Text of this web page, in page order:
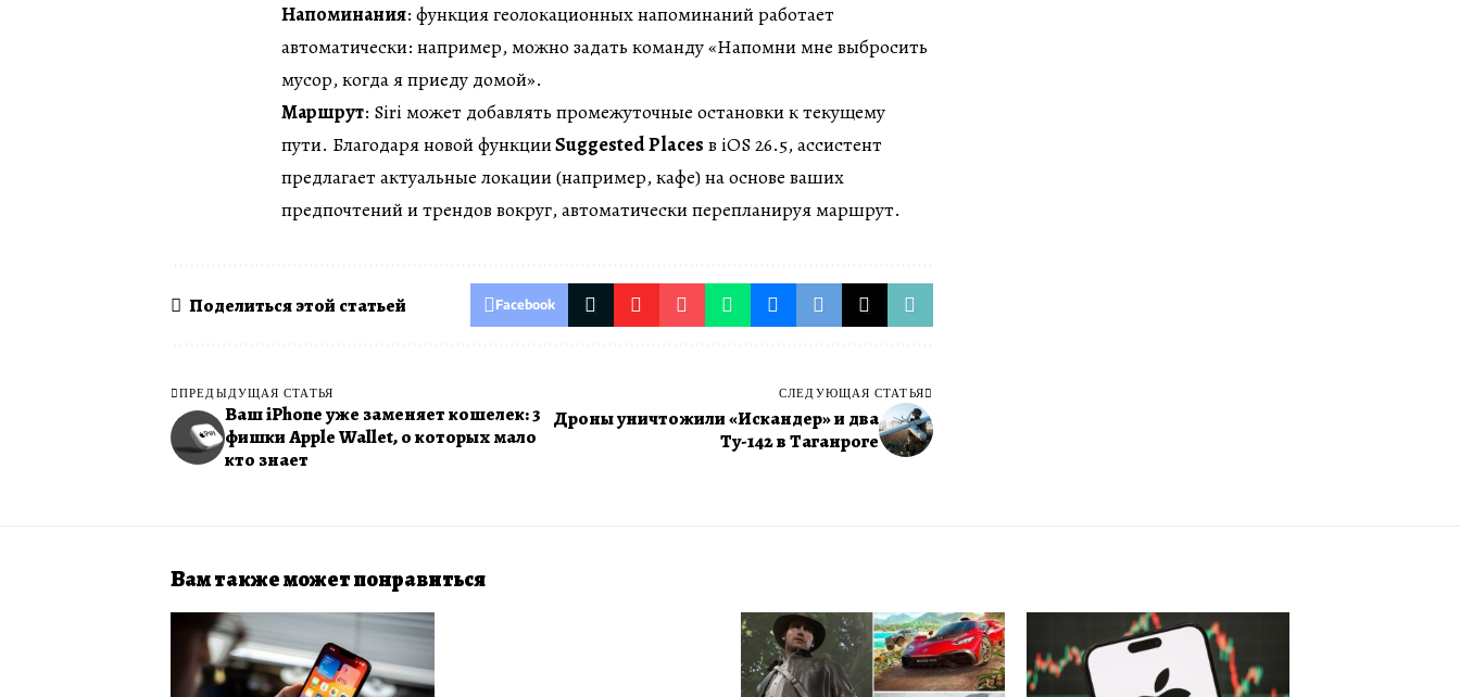
Напоминания: функция геолокационных напоминаний работает
автоматически: например, можно задать команду «Напомни мне выбросить
мусор, когда я приеду домой».
Маршрут: Siri может добавлять промежуточные остановки к текущему
пути. Благодаря новой функцииSuggested Places в iOS 26.5, ассистент
предлагает актуальные локации (например, кафе) на основе ваших
предпочтений и трендов вокруг, автоматически перепланируя маршрут.
Поделиться этой статьей Facebook
ПРЕДЫДУЩАЯ СТАТЬЯ
Ваш iPhone уже заменяет кошелек: 3
фишки Apple Wallet, о которых мало
кто знает
СЛЕДУЮЩАЯ СТАТЬЯ
Дроны уничтожили «Искандер» и два
Ту-142 в Таганроге
Вам также может понравиться